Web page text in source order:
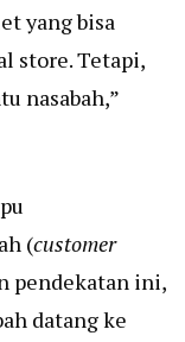
yang bisa
store. Tetapi,
nasabah,”
(customer
pendekatan ini,
datang ke